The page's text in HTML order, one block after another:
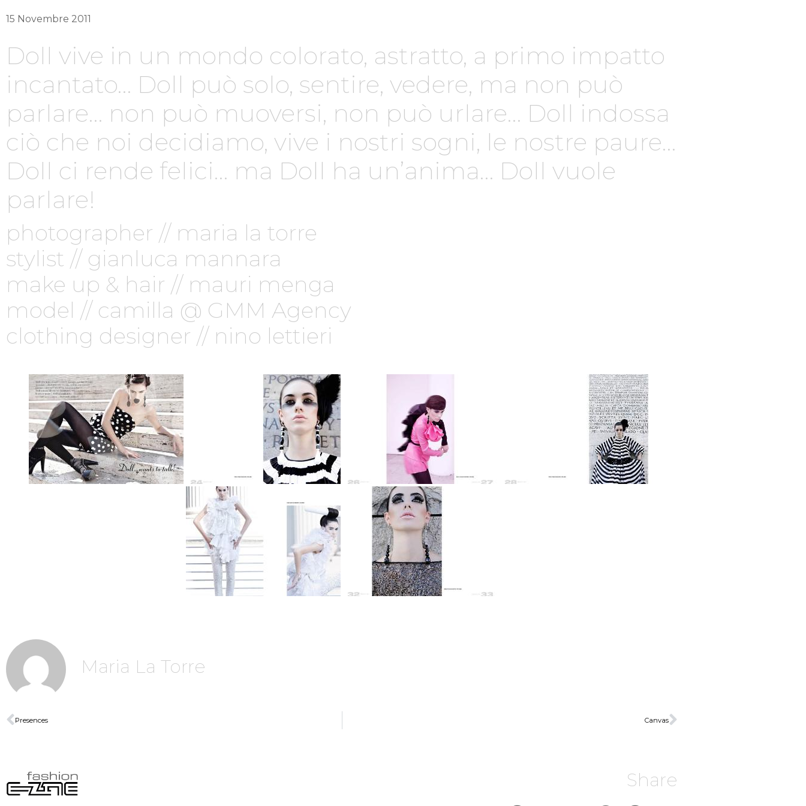
15 Novembre 2011
Doll vive in un mondo colorato, astratto, a primo impatto
incantato… Doll può solo, sentire, vedere, ma non può
parlare… non può muoversi, non può urlare… Doll indossa
ciò che noi decidiamo, vive i nostri sogni, le nostre paure…
Doll ci rende felici… ma Doll ha un’anima… Doll vuole
parlare!
photographer // maria la torre
stylist // gianluca mannara
make up & hair // mauri menga
model // camilla @ GMM Agency
clothing designer // nino lettieri
Maria La Torre
Presences Canvas
Share